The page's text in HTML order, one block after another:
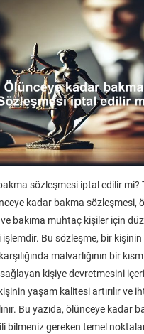
sözleşmesi iptal edilir mi?
kadar bakma sözleşmesi,
bakıma muhtaç kişiler için
Bu sözleşme, bir
malvarlığının bir
sağlayan kişiye devretmesini
yaşam kalitesi artırılır ve
Bu yazıda, ölünceye kadar
bilmeniz gereken temel